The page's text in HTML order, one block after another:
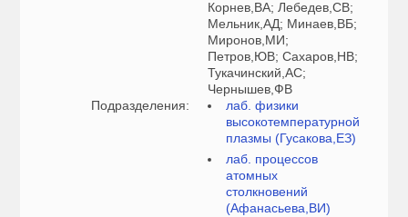
Корнев,ВА; Лебедев,СВ;
Мельник,АД; Минаев,ВБ;
Миронов,МИ;
Петров,ЮВ; Сахаров,НВ;
Тукачинский,АС;
Чернышев,ФВ
Подразделения:
лаб. физики
высокотемпературной
плазмы (Гусакова,ЕЗ)
лаб. процессов
атомных
столкновений
(Афанасьева,ВИ)